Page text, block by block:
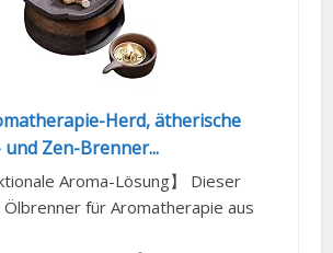
Herd, ätherische
und Zen-Brenner...
Aroma-Lösung】 Dieser
für Aromatherapie aus